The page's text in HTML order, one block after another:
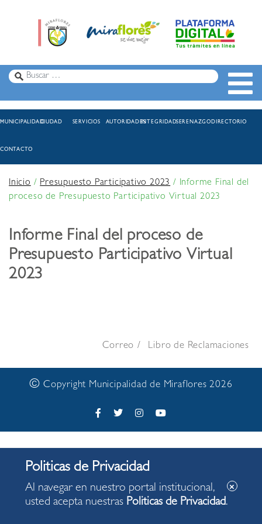
MUNICIPALIDADCIUDAD SERVICIOS AUTORIDADESINTEGRIDADSERENAZGODIRECTORIO
CONTACTO
Inicio/Presupuesto Participativo 2023/ Informe Final del
proceso de Presupuesto Participativo Virtual 2023
Informe Final del proceso de
Presupuesto Participativo Virtual
2023
Correo Libro de Reclamaciones
© Copyright Municipalidad de Miraflores 2026
Al navegar en nuestro portal institucional,
usted acepta nuestras Politicas de Privacidad.